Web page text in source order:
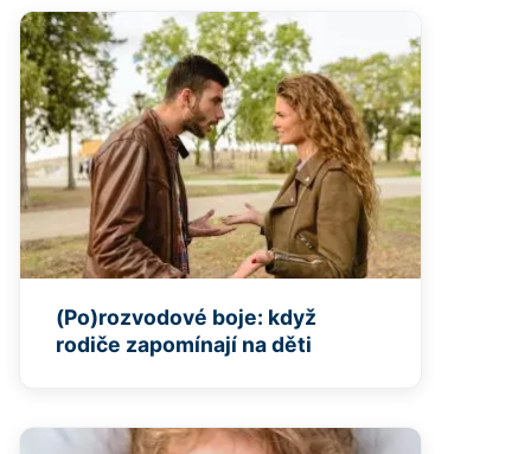
(Po)rozvodové boje: když
rodiče zapomínají na děti